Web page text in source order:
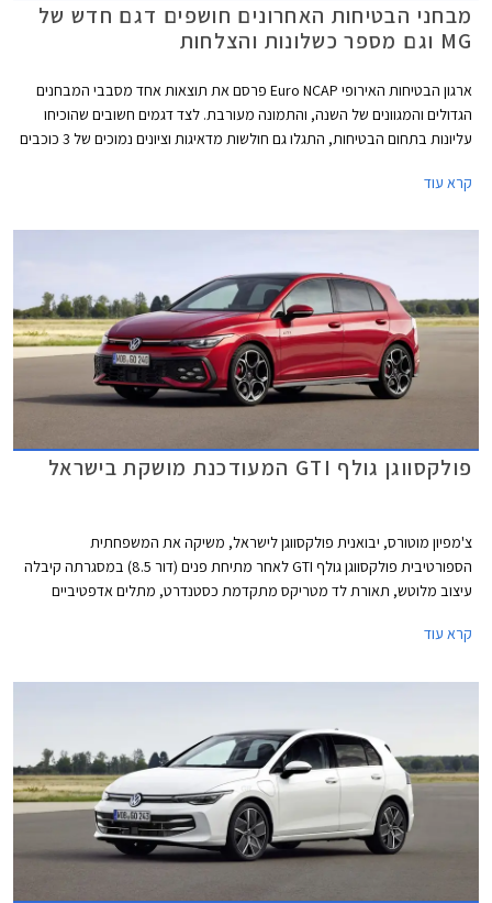
מבחני הבטיחות האחרונים חושפים דגם חדש של
MG וגם מספר כשלונות והצלחות
ארגון הבטיחות האירופי Euro NCAP פרסם את תוצאות אחד מסבבי המבחנים
הגדולים והמגוונים של השנה, והתמונה מעורבת. לצד דגמים חשובים שהוכיחו
עליונות בתחום הבטיחות, התגלו גם חולשות מדאיגות וציונים נמוכים של 3 כוכבים
מנת לבדוק את רמת בטיחותו בסטנדרטים של היום.
קרא עוד
פולקסווגן גולף GTI המעודכנת מושקת בישראל
צ'מפיון מוטורס, יבואנית פולקסווגן לישראל, משיקה את המשפחתית
הספורטיבית פולקסווגן גולף GTI לאחר מתיחת פנים (דור 8.5) במסגרתה קיבלה
עיצוב מלוטש, תאורת לד מטריקס מתקדמת כסטנדרט, מתלים אדפטיביים
45,000 ₪ ביחס לדגם היוצא ועומד כעת על 299,900 ₪.
קרא עוד